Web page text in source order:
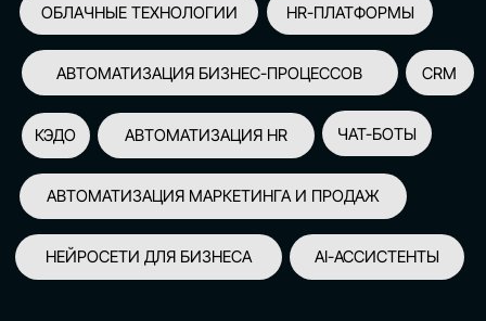
ПАРТНЕРОВ
100+
УЧАСТНИКОВ
2500+
GLOBAL TECH FORUM –